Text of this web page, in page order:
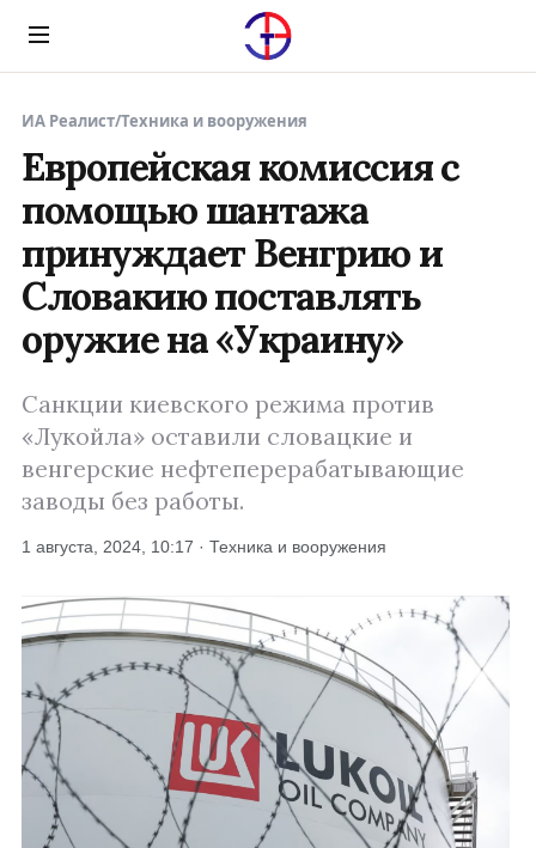
Menu
ИА Реалист/Техника и вооружения
Европейская комиссия с
помощью шантажа
принуждает Венгрию и
Словакию поставлять
оружие на «Украину»
Санкции киевского режима против
«Лукойла» оставили словацкие и
венгерские нефтеперерабатывающие
заводы без работы.
1 августа, 2024, 10:17 · Техника и вооружения